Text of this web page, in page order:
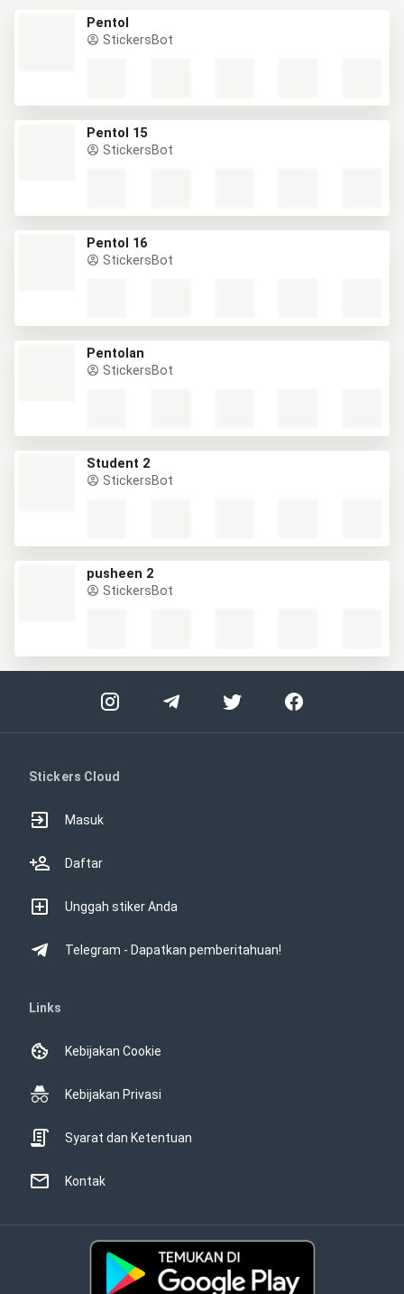
Pentol
StickersBot
Pentol 15
StickersBot
Pentol 16
StickersBot
Pentolan
StickersBot
Student 2
StickersBot
pusheen 2
StickersBot
Stickers Cloud
Masuk
Daftar
Unggah stiker Anda
Telegram - Dapatkan pemberitahuan!
Links
Kebijakan Cookie
Kebijakan Privasi
Syarat dan Ketentuan
Kontak